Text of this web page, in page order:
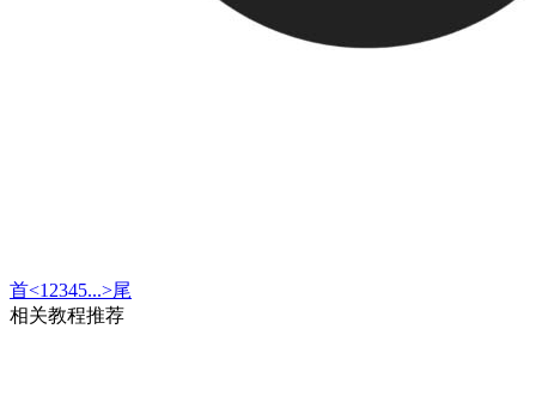
首<1 2345...>尾
相关教程推荐